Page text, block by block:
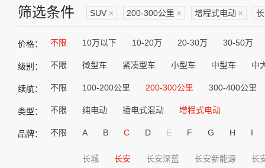
筛选条件 SUV × 200-300公里 × 增程式电动 ×
价格： 不限 10万以下 10-20万 20-30万 30-50万
级别： 不限 微型车 紧凑型车 小型车 中型车 中
续航： 不限 100-200公里 200-300公里 300-400公里
类型： 不限 纯电动 插电式混动 增程式电动
品牌： 不限 A B C D E F G H I
长城 长安 长安深蓝 长安新能源 长